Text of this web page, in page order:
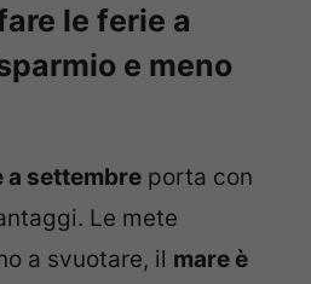
le ferie a
e meno
a settembre porta con
Le mete
a svuotare, il mare è